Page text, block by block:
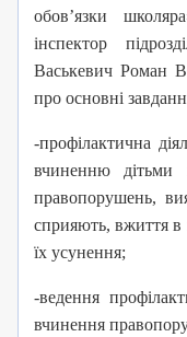
обов’язки
інспектор
Васькевич Роман
про основні
-профілактична
вчиненню дітьми
правопорушень,
сприяють, вжиття в
їх усунення;
-ведення
вчинення